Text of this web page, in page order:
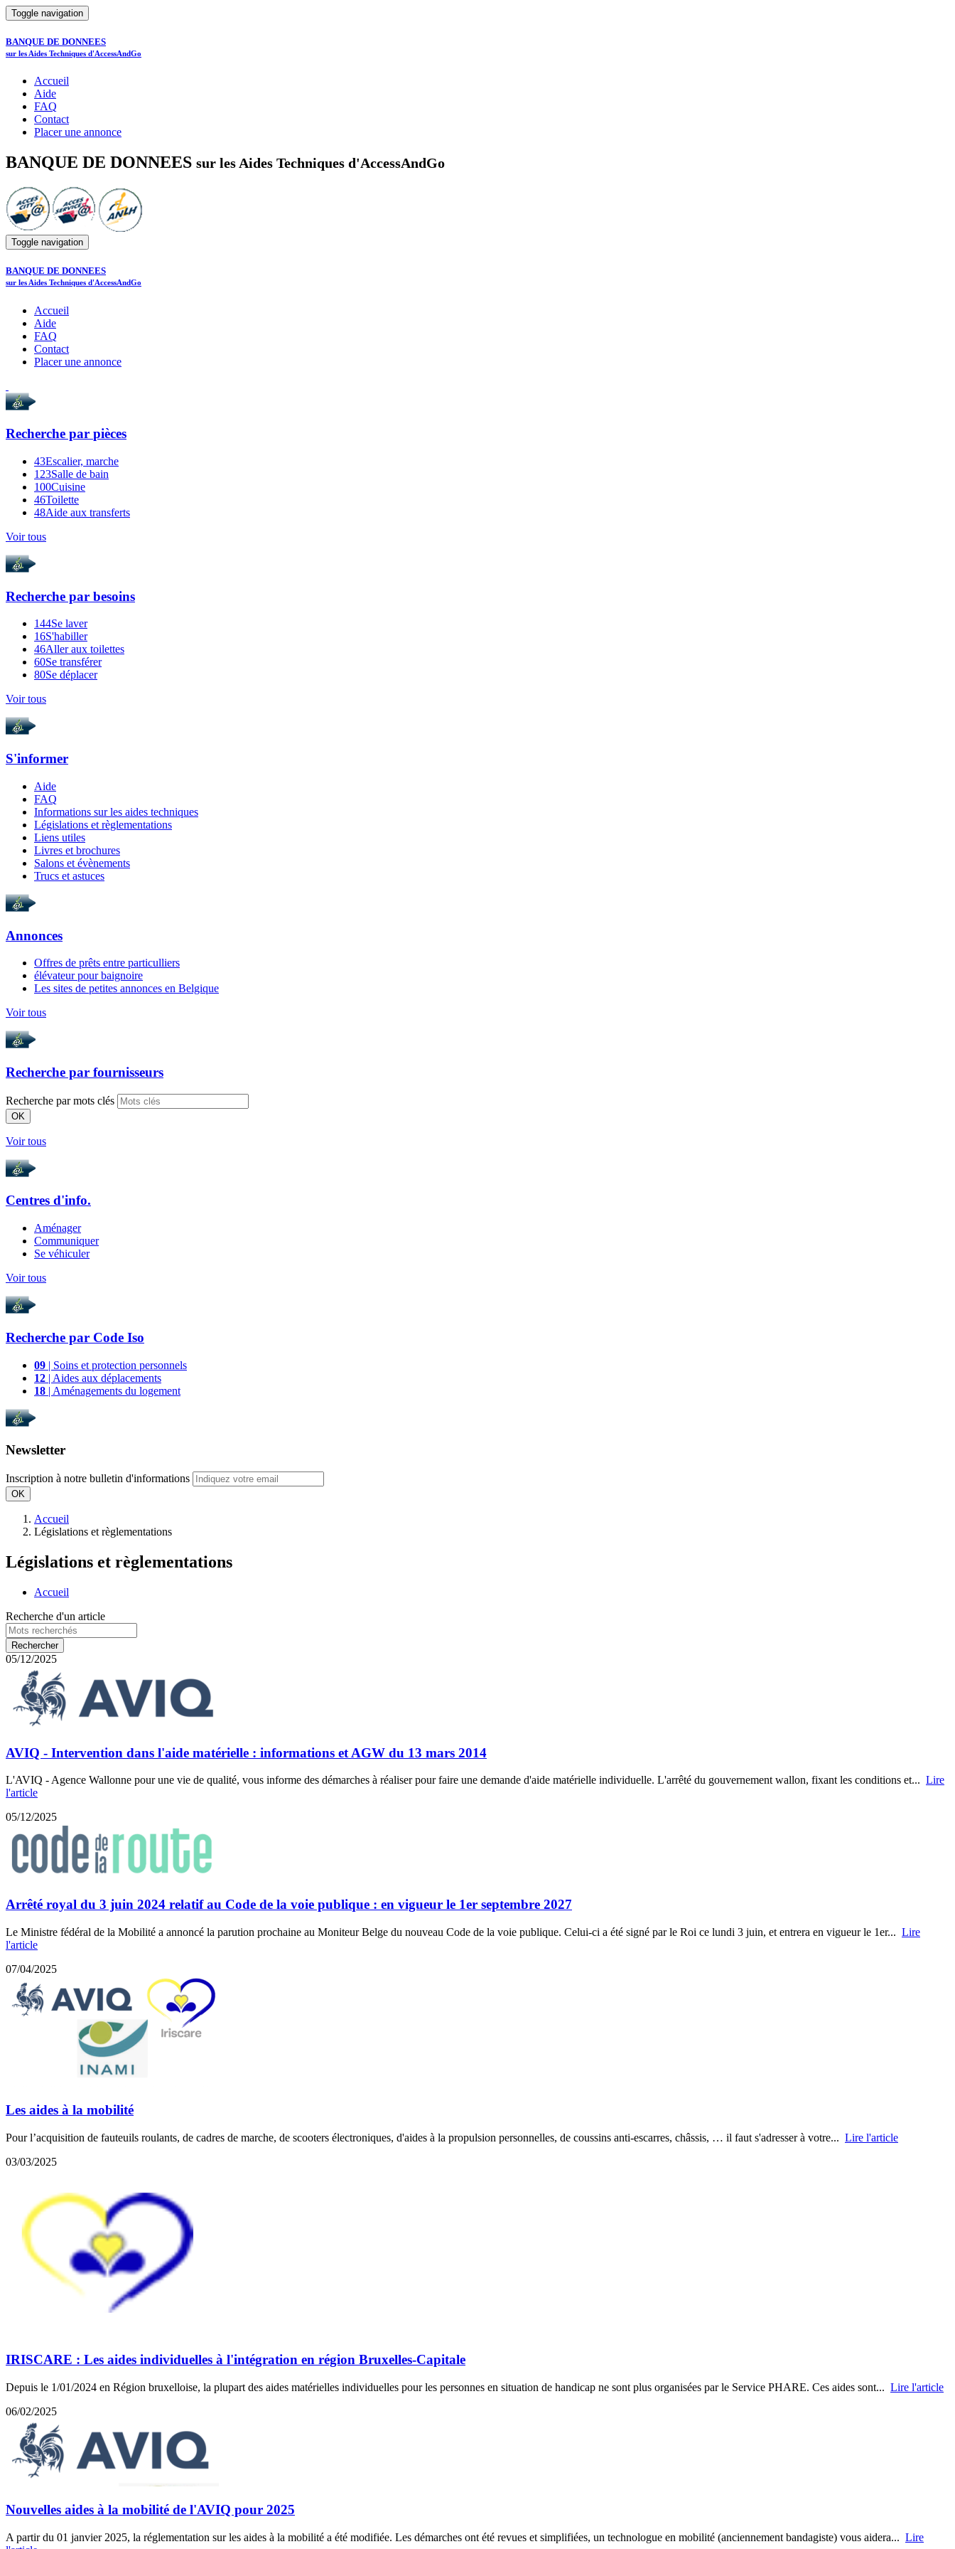
Toggle navigation
BANQUE DE DONNEES
sur les Aides Techniques d'AccessAndGo
Accueil
Aide
FAQ
Contact
Placer une annonce
BANQUE DE DONNEES sur les Aides Techniques d'AccessAndGo
Toggle navigation
BANQUE DE DONNEES
sur les Aides Techniques d'AccessAndGo
Accueil
Aide
FAQ
Contact
Placer une annonce
Recherche par pièces
43Escalier, marche
123Salle de bain
100Cuisine
46Toilette
48Aide aux transferts
Voir tous
Recherche par besoins
144Se laver
16S'habiller
46Aller aux toilettes
60Se transférer
80Se déplacer
Voir tous
S'informer
Aide
FAQ
Informations sur les aides techniques
Législations et règlementations
Liens utiles
Livres et brochures
Salons et évènements
Trucs et astuces
Annonces
Offres de prêts entre particulliers
élévateur pour baignoire
Les sites de petites annonces en Belgique
Voir tous
Recherche par fournisseurs
Recherche par mots clés
OK
Voir tous
Centres d'info.
Aménager
Communiquer
Se véhiculer
Voir tous
Recherche par Code Iso
09 | Soins et protection personnels
12 | Aides aux déplacements
18 | Aménagements du logement
Newsletter
Inscription à notre bulletin d'informations
OK
Accueil
Législations et règlementations
Législations et règlementations
Accueil
Recherche d'un article
05/12/2025
AVIQ - Intervention dans l'aide matérielle : informations et AGW du 13 mars 2014
L'AVIQ - Agence Wallonne pour une vie de qualité, vous informe des démarches à réaliser pour faire une demande d'aide matérielle individuelle. L'arrêté du gouvernement wallon, fixant les conditions et... Lire
l'article
05/12/2025
Arrêté royal du 3 juin 2024 relatif au Code de la voie publique : en vigueur le 1er septembre 2027
Le Ministre fédéral de la Mobilité a annoncé la parution prochaine au Moniteur Belge du nouveau Code de la voie publique. Celui-ci a été signé par le Roi ce lundi 3 juin, et entrera en vigueur le 1er... Lire
l'article
07/04/2025
Les aides à la mobilité
Pour l’acquisition de fauteuils roulants, de cadres de marche, de scooters électroniques, d'aides à la propulsion personnelles, de coussins anti-escarres, châssis, … il faut s'adresser à votre... Lire l'article
03/03/2025
IRISCARE : Les aides individuelles à l'intégration en région Bruxelles-Capitale
Depuis le 1/01/2024 en Région bruxelloise, la plupart des aides matérielles individuelles pour les personnes en situation de handicap ne sont plus organisées par le Service PHARE. Ces aides sont... Lire l'article
06/02/2025
Nouvelles aides à la mobilité de l'AVIQ pour 2025
A partir du 01 janvier 2025, la réglementation sur les aides à la mobilité a été modifiée. Les démarches ont été revues et simplifiées, un technologue en mobilité (anciennement bandagiste) vous aidera... Lire